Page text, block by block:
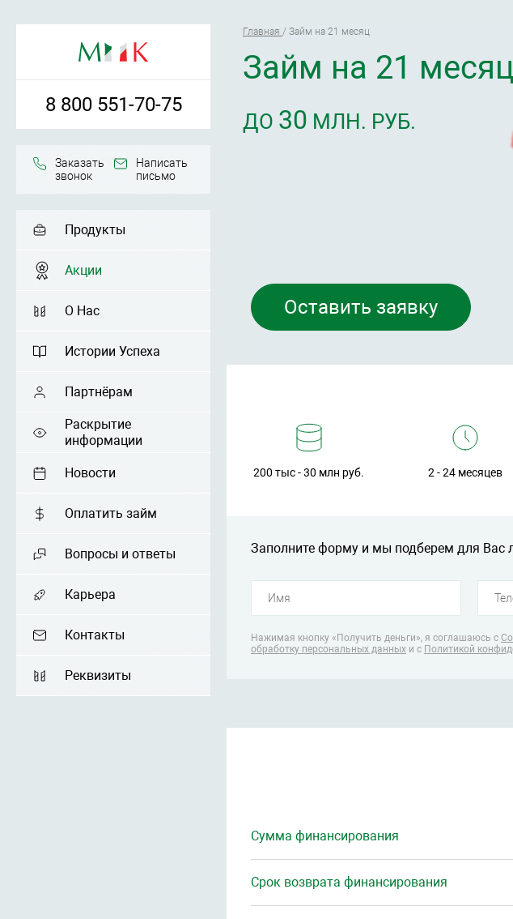
8 800 551-70-75
Заказать
звонок
Написать
письмо
Продукты
Акции
О Нас
Истории Успеха
Партнёрам
Раскрытие
информации
Новости
Оплатить займ
Вопросы и ответы
Карьера
Контакты
Реквизиты
Оставить заявку
Главная / Займ на 21 месяц
Займ на 21 месяц
ДО 30 МЛН. РУБ.
200 тыс - 30 млн руб. 2 - 24 месяцев
Заполните форму и мы подберем для Вас
Нажимая кнопку «Получить деньги», я соглашаюсь с
обработку персональных данных и с Политикой
Сумма финансирования
Срок возврата финансирования